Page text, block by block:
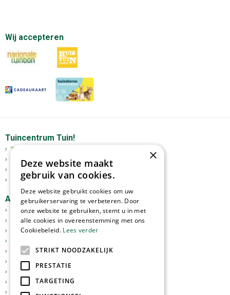
Wij accepteren
Tuincentrum Tuin!
Tuincentrum
Mediterrane bomen
Tuinplanten
Kerst
Assortiment
Tuinplanten
Kamerplanten
Tuinverlichting
Meststoffen
Graszoden
Tuingereedschap
Vijverartikelen
Sfeer en Cadeau
×
Deze website maakt
gebruik van cookies.
Deze website gebruikt cookies om uw
gebruikerservaring te verbeteren. Door
onze website te gebruiken, stemt u in met
alle cookies in overeenstemming met ons
Cookiebeleid. Lees verder
STRIKT NOODZAKELIJK
PRESTATIE
TARGETING